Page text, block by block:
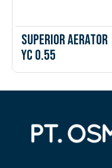
Superior Aerator
YC 0.55